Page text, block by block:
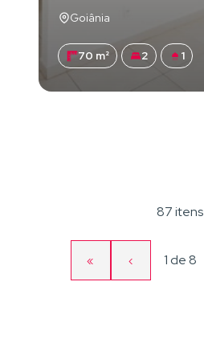
Goiânia
70 m² 2 1
87 itens
Primeira
«
Página
‹ Página
1 de8